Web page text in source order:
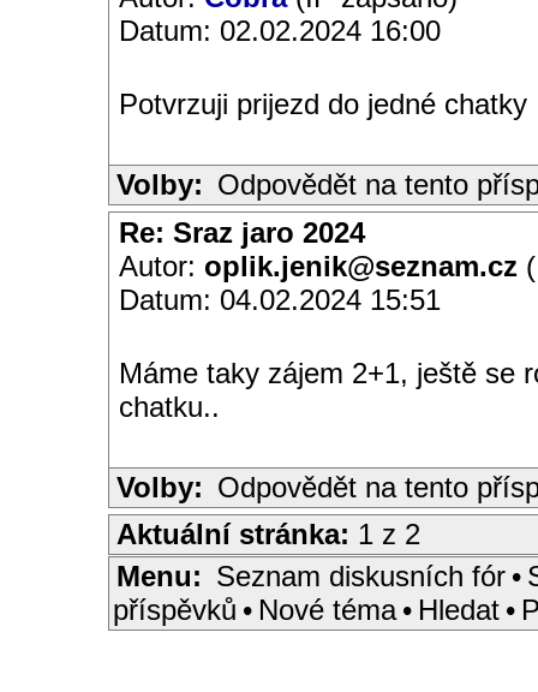
Datum: 02.02.2024 16:00
Potvrzuji prijezd do jedné chatky
Volby: Odpovědět na tento
Re: Sraz jaro 2024
Autor: oplik.jenik@seznam.cz
Datum: 04.02.2024 15:51
Máme taky zájem 2+1, ještě se
chatku..
Volby: Odpovědět na tento
Aktuální stránka: 1 z 2
Menu: Seznam diskusních fór •
příspěvků • Nové téma • Hledat •